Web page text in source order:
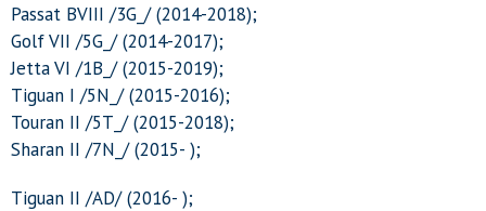
Passat BVIII /3G_/ (2014-2018);
Golf VII /5G_/ (2014-2017);
Jetta VI /1B_/ (2015-2019);
Tiguan I /5N_/ (2015-2016);
Touran II /5T_/ (2015-2018);
Sharan II /7N_/ (2015- );
Tiguan II /AD/ (2016- );